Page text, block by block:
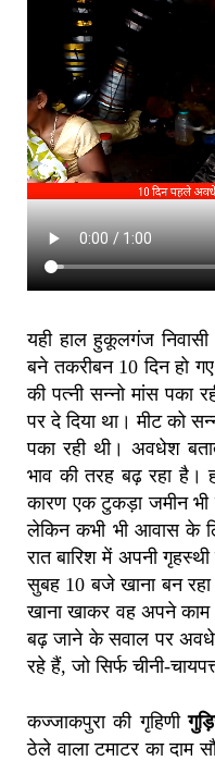
यही हाल हुकूलगंज निवासी
बने तकरीबन 10 दिन हो
की पत्नी सन्नो मांस पका
पर दे दिया था। मीट को
पका रही थी। अवधेश
भाव की तरह बढ़ रहा है।
कारण एक टुकड़ा जमीन
लेकिन कभी भी आवास के
रात बारिश में अपनी
सुबह 10 बजे खाना बन
खाना खाकर वह अपने
बढ़ जाने के सवाल पर
रहे हैं, जो सिर्फ चीनी-
कज्जाकपुरा की गृहिणी
ठेले वाला टमाटर का दाम